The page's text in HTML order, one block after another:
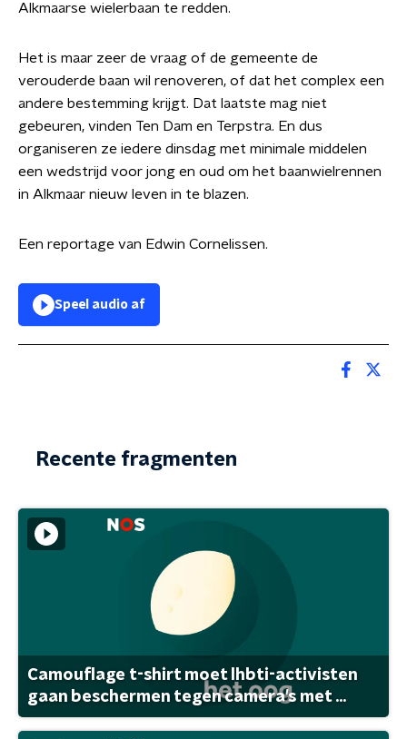
Alkmaarse wielerbaan te redden.
Het is maar zeer de vraag of de gemeente de
verouderde baan wil renoveren, of dat het complex een
andere bestemming krijgt. Dat laatste mag niet
gebeuren, vinden Ten Dam en Terpstra. En dus
organiseren ze iedere dinsdag met minimale middelen
een wedstrijd voor jong en oud om het baanwielrennen
in Alkmaar nieuw leven in te blazen.
Een reportage van Edwin Cornelissen.
Speel audio af
Recente fragmenten
Camouflage t-shirt moet lhbti-activisten
gaan beschermen tegen camera's met ...